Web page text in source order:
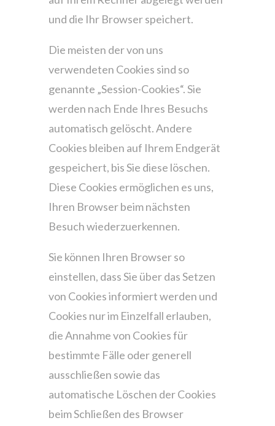
und die Ihr Browser speichert.
Die meisten der von uns
verwendeten Cookies sind so
genannte „Session-Cookies“. Sie
werden nach Ende Ihres Besuchs
automatisch gelöscht. Andere
Cookies bleiben auf Ihrem Endgerät
gespeichert, bis Sie diese löschen.
Diese Cookies ermöglichen es uns,
Ihren Browser beim nächsten
Besuch wiederzuerkennen.
Sie können Ihren Browser so
einstellen, dass Sie über das Setzen
von Cookies informiert werden und
Cookies nur im Einzelfall erlauben,
die Annahme von Cookies für
bestimmte Fälle oder generell
ausschließen sowie das
automatische Löschen der Cookies
beim Schließen des Browser